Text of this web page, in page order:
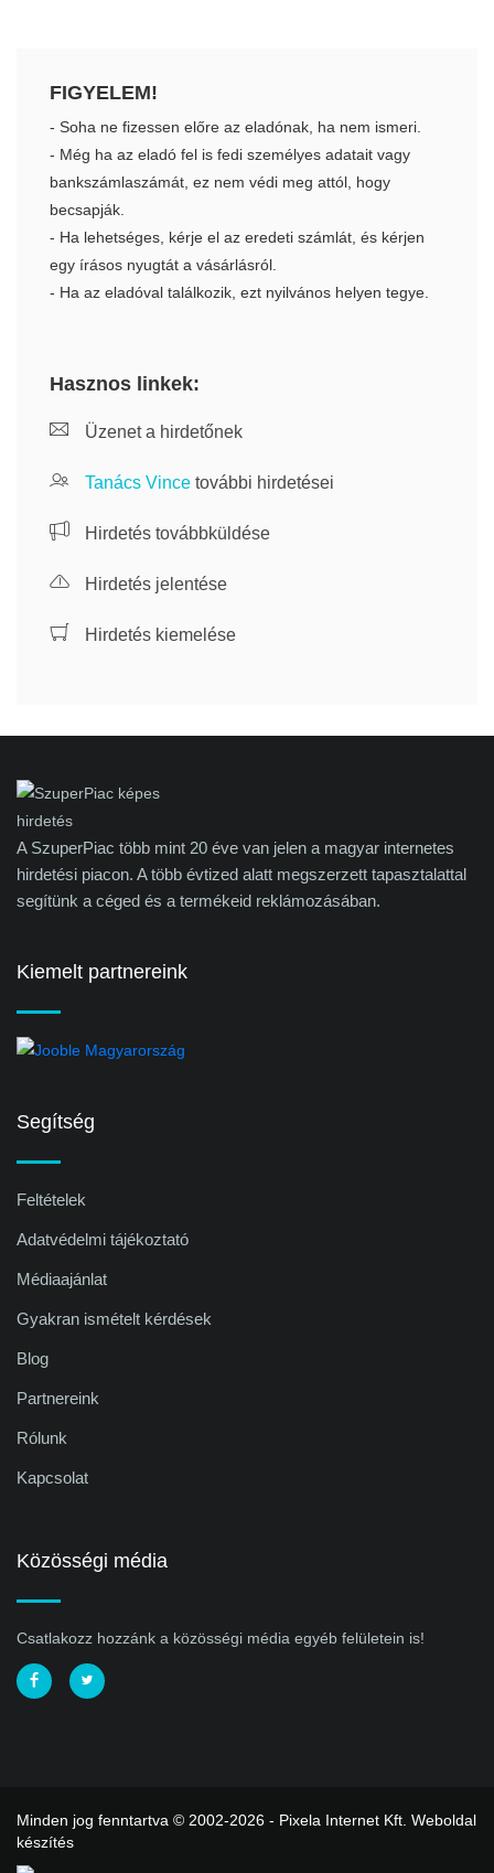
FIGYELEM!
- Soha ne fizessen előre az eladónak, ha nem ismeri.
- Még ha az eladó fel is fedi személyes adatait vagy
bankszámlaszámát, ez nem védi meg attól, hogy
becsapják.
- Ha lehetséges, kérje el az eredeti számlát, és kérjen
egy írásos nyugtát a vásárlásról.
- Ha az eladóval találkozik, ezt nyilvános helyen tegye.
Hasznos linkek:
Üzenet a hirdetőnek
Tanács Vince további hirdetései
Hirdetés továbbküldése
Hirdetés jelentése
Hirdetés kiemelése
A SzuperPiac több mint 20 éve van jelen a magyar internetes
hirdetési piacon. A több évtized alatt megszerzett tapasztalattal
segítünk a céged és a termékeid reklámozásában.
Kiemelt partnereink
Segítség
Feltételek
Adatvédelmi tájékoztató
Médiaajánlat
Gyakran ismételt kérdések
Blog
Partnereink
Rólunk
Kapcsolat
Közösségi média
Csatlakozz hozzánk a közösségi média egyéb felületein is!
Minden jog fenntartva © 2002-2026 - Pixela Internet Kft. Weboldal
készítés